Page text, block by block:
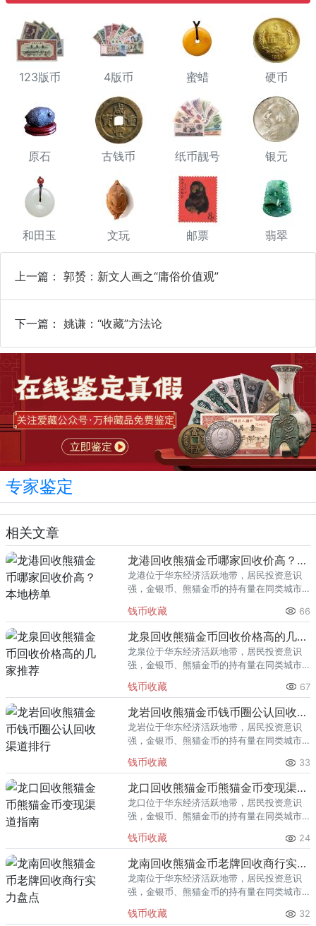
123版币 4版币 蜜蜡 硬币
原石 古钱币 纸币靓号 银元
和田玉 文玩 邮票 翡翠
上一篇： 郭赟：新文人画之“庸俗价值观”
下一篇： 姚谦：“收藏”方法论
专家鉴定
相关文章
龙港回收熊猫金币哪家回收价高？本地榜单
龙港位于华东经济活跃地带，居民投资意识
强，金银币、熊猫金币的持有量在同类城市
熊猫金币的需求就明显升温，但鱼龙混杂的
回收渠道里，能精准识别版别溢
钱币收藏 66
龙泉回收熊猫金币回收价格高的几家推荐
龙泉位于华东经济活跃地带，居民投资意识
强，金银币、熊猫金币的持有量在同类城市
熊猫金币的需求就明显升温，但鱼龙混杂的
回收渠道里，能精准识别版别溢
钱币收藏 67
龙岩回收熊猫金币钱币圈公认回收渠道排行
龙岩位于华东经济活跃地带，居民投资意识
强，金银币、熊猫金币的持有量在同类城市
熊猫金币的需求就明显升温，但鱼龙混杂的
回收渠道里，能精准识别版别溢
钱币收藏 33
龙口回收熊猫金币熊猫金币变现渠道指南
龙口位于华东经济活跃地带，居民投资意识
强，金银币、熊猫金币的持有量在同类城市
熊猫金币的需求就明显升温，但鱼龙混杂的
回收渠道里，能精准识别版别溢
钱币收藏 24
龙南回收熊猫金币老牌回收商行实力盘点
龙南位于华东经济活跃地带，居民投资意识
强，金银币、熊猫金币的持有量在同类城市
熊猫金币的需求就明显升温，但鱼龙混杂的
钱币收藏 32